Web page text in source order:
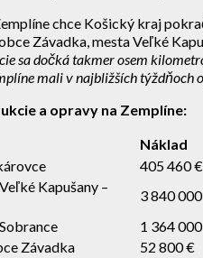
chce Košický kraj
Závadka, mesta Veľké
sa dočká takmer osem
mali v najbližších
a opravy na Zemplíne:
Náklad
405 460 €
Kapušany –
3 840
1 364
Závadka
52 800 €